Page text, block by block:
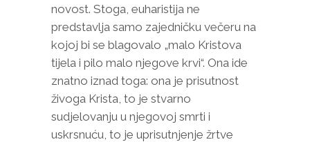
novost. Stoga, euharistija ne
predstavlja samo zajedničku večeru na
kojoj bi se blagovalo „malo Kristova
tijela i pilo malo njegove krvi“. Ona ide
znatno iznad toga: ona je prisutnost
živoga Krista, to je stvarno
sudjelovanju u njegovoj smrti i
uskrsnuću, to je uprisutnjenje žrtve